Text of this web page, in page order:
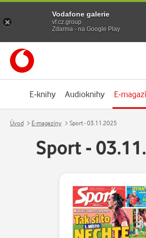
E-knihy Audioknihy E-
Úvod E-magazíny Sport - 03.11.2025
Sport -
Vodafone galerie
vf.cz.group
Zdarma - na Google Play